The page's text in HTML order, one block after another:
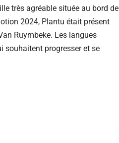
très agréable située au bord de
2024, Plantu était présent
Ruymbeke. Les langues
souhaitent progresser et se